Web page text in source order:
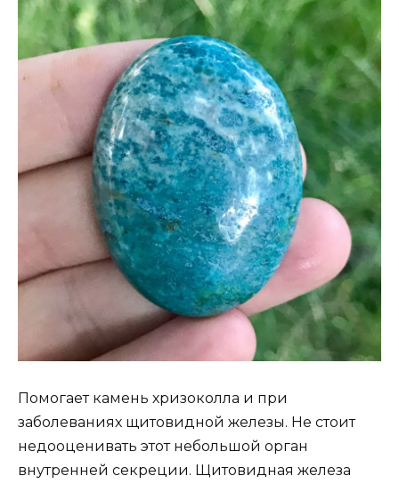
Помогает камень хризоколла и при
заболеваниях щитовидной железы. Не стоит
недооценивать этот небольшой орган
внутренней секреции. Щитовидная железа